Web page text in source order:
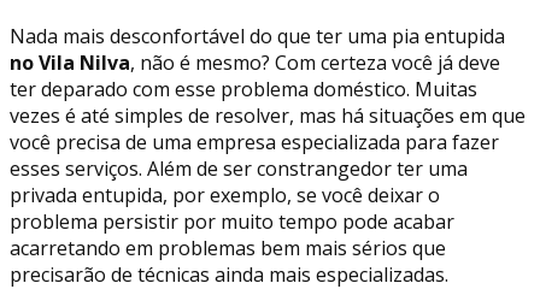
Nada mais desconfortável do que ter uma pia entupida
no Vila Nilva, não é mesmo? Com certeza você já deve
ter deparado com esse problema doméstico. Muitas
vezes é até simples de resolver, mas há situações em que
você precisa de uma empresa especializada para fazer
esses serviços. Além de ser constrangedor ter uma
privada entupida, por exemplo, se você deixar o
problema persistir por muito tempo pode acabar
acarretando em problemas bem mais sérios que
precisarão de técnicas ainda mais especializadas.